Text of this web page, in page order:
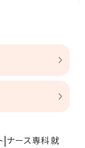
ナース専科 就